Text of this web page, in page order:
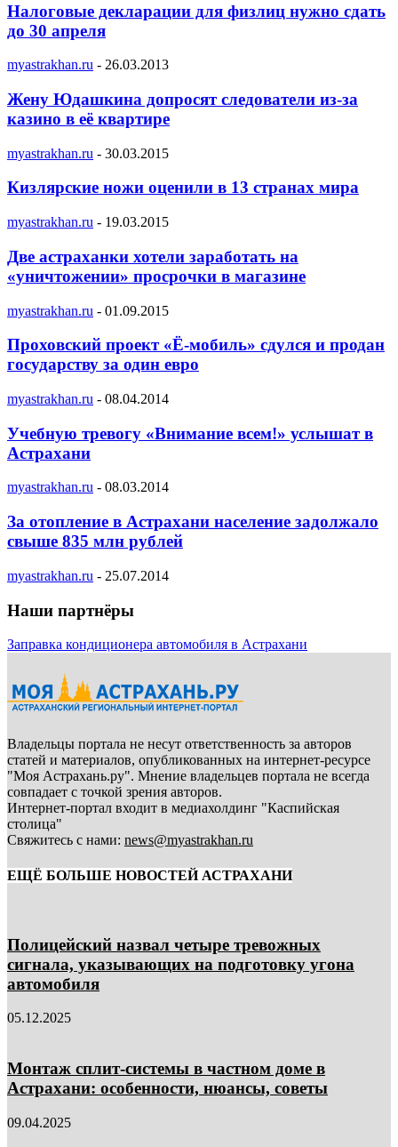
Налоговые декларации для физлиц нужно сдать
до 30 апреля
myastrakhan.ru - 26.03.2013
Жену Юдашкина допросят следователи из-за
казино в её квартире
myastrakhan.ru - 30.03.2015
Кизлярские ножи оценили в 13 странах мира
myastrakhan.ru - 19.03.2015
Две астраханки хотели заработать на
«уничтожении» просрочки в магазине
myastrakhan.ru - 01.09.2015
Проховский проект «Ё-мобиль» сдулся и продан
государству за один евро
myastrakhan.ru - 08.04.2014
Учебную тревогу «Внимание всем!» услышат в
Астрахани
myastrakhan.ru - 08.03.2014
За отопление в Астрахани население задолжало
свыше 835 млн рублей
myastrakhan.ru - 25.07.2014
Наши партнёры
Заправка кондиционера автомобиля в Астрахани
Владельцы портала не несут ответственность за авторов
статей и материалов, опубликованных на интернет-ресурсе
"Моя Астрахань.ру". Мнение владельцев портала не всегда
совпадает с точкой зрения авторов.
Интернет-портал входит в медиахолдинг "Каспийская
столица"
Свяжитесь с нами: news@myastrakhan.ru
ЕЩЁ БОЛЬШЕ НОВОСТЕЙ АСТРАХАНИ
Полицейский назвал четыре тревожных
сигнала, указывающих на подготовку угона
автомобиля
05.12.2025
Монтаж сплит-системы в частном доме в
Астрахани: особенности, нюансы, советы
09.04.2025